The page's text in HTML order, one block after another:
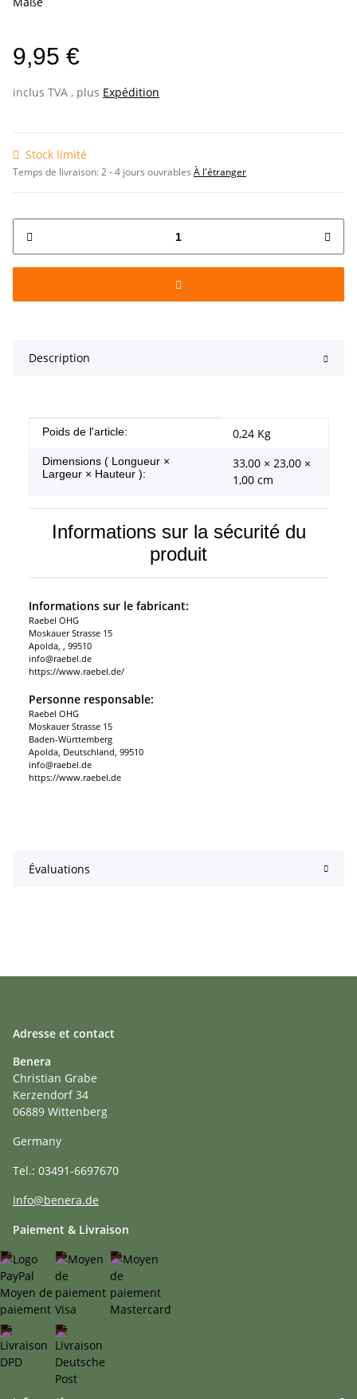
9,95 €
inclus TVA , plus Expédition
Stock limité
Temps de livraison:2 - 4 jours ouvrables À l'étranger
Description
#productDetails.itemInformation#
#productDetails.itemValue#
Poids de l'article: 0,24 Kg
Dimensions ( Longueur ×
Largeur × Hauteur ):
33,00 × 23,00 ×
1,00 cm
Informations sur la sécurité du
produit
Informations sur le fabricant:
Raebel OHG
Moskauer Strasse 15
Apolda, , 99510
info@raebel.de
https://www.raebel.de/
Personne responsable:
Raebel OHG
Moskauer Strasse 15
Baden-Württemberg
Apolda, Deutschland, 99510
info@raebel.de
https://www.raebel.de
Évaluations
Adresse et contact
Benera
Christian Grabe
Kerzendorf 34
06889 Wittenberg
Germany
Tel.: 03491-6697670
Info@benera.de
Paiement & Livraison